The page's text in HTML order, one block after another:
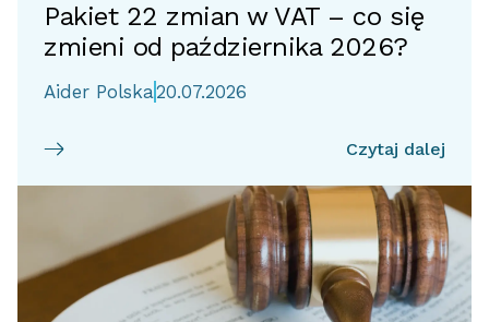
Pakiet 22 zmian w VAT – co się
zmieni od października 2026?
Aider Polska20.07.2026
Czytaj dalej